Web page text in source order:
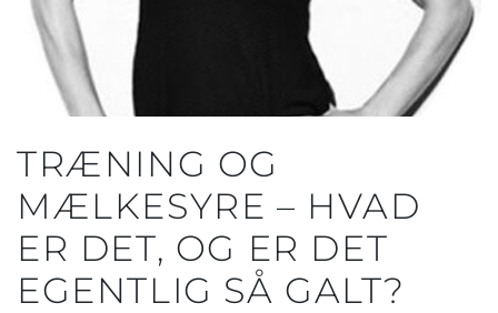
TRÆNING OG
MÆLKESYRE – HVAD
ER DET, OG ER DET
EGENTLIG SÅ GALT?